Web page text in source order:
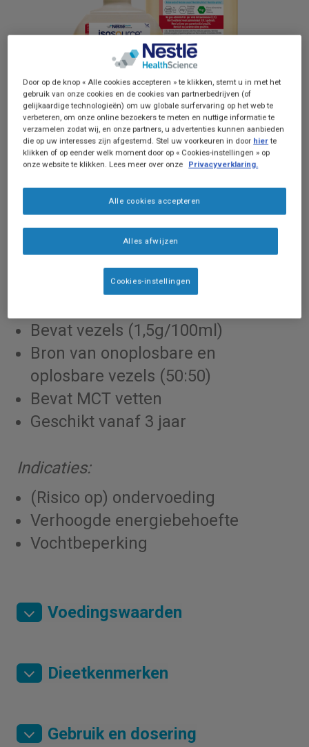
Isosource® Energy Fibreis een energierijke
medische sondevoeding bij (risico op)
ondervoeding.
Geschikt om zowel als volledige of
aanvullende voeding te gebruiken
Verhoogde energiebehoefte
(1,6kcal/ml)
Bevat vezels (1,5g/100ml)
Bron van onoplosbare en
oplosbare vezels (50:50)
Bevat MCT vetten
Geschikt vanaf 3 jaar
Indicaties:
(Risico op) ondervoeding
Verhoogde energiebehoefte
Vochtbeperking
Voedingswaarden
Dieetkenmerken
Gebruik en dosering
Door op de knop « Alle cookies accepteren » te klikken, stemt u in met het
gebruik van onze cookies en de cookies van partnerbedrijven (of
gelijkaardige technologieën) om uw globale surfervaring op het web te
verbeteren, om onze online bezoekers te meten en nuttige informatie te
verzamelen zodat wij, en onze partners, u advertenties kunnen aanbieden
die op uw interesses zijn afgestemd. Stel uw voorkeuren in door hierte
klikken of op eender welk moment door op « Cookies-instellingen » op
onze website te klikken. Lees meer over onze
Privacyverklaring.
Alles afwijzen
Alle cookies accepteren
Cookies-instellingen